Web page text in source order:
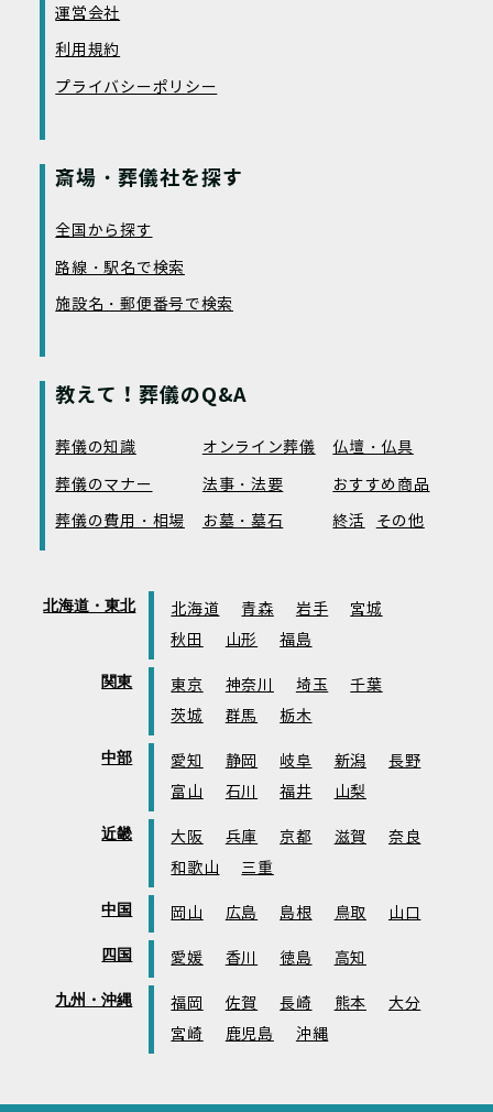
運営会社
利用規約
プライバシーポリシー
斎場・葬儀社を探す
全国から探す
路線・駅名で検索
施設名・郵便番号で検索
教えて！葬儀のQ&A
葬儀の知識 オンライン葬儀
仏壇・仏具
葬儀のマナー
法事・法要
おすすめ商品
葬儀の費用・相場
お墓・墓石 終活 その他
北海道・東北 北海道 青森 岩手
宮城
秋田
山形 福島
関東 東京 神奈川 埼玉
千葉
茨城
群馬 栃木
中部 愛知 静岡 岐阜 新潟
長野
富山
石川 福井 山梨
近畿 大阪 兵庫 京都 滋賀
奈良
和歌山
三重
中国 岡山 広島 島根 鳥取 山口
四国 愛媛 香川 徳島 高知
九州・沖縄 福岡 佐賀 長崎 熊本
大分
宮崎
鹿児島 沖縄